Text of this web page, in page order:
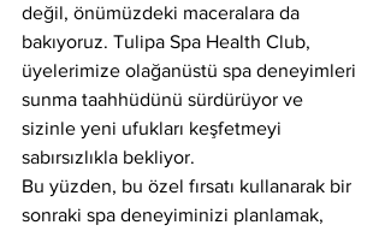
değil, önümüzdeki maceralara da
bakıyoruz. Tulipa Spa Health Club,
üyelerimize olağanüstü spa deneyimleri
sunma taahhüdünü sürdürüyor ve
sizinle yeni ufukları keşfetmeyi
sabırsızlıkla bekliyor.
Bu yüzden, bu özel fırsatı kullanarak bir
sonraki spa deneyiminizi planlamak,